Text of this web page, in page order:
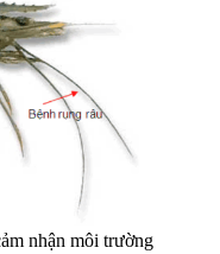
nhận môi trường